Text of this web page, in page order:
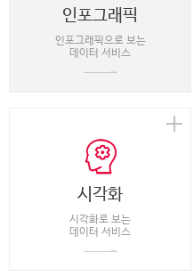
인포그래픽
인포그래픽으로 보는
데이터 서비스
시각화
시각화로 보는
데이터 서비스